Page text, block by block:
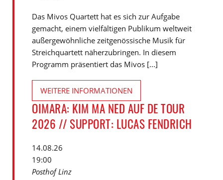
Das Mivos Quartett hat es sich zur Aufgabe
gemacht, einem vielfältigen Publikum weltweit
außergewöhnliche zeitgenössische Musik für
Streichquartett näherzubringen. In diesem
Programm präsentiert das Mivos [...]
WEITERE INFORMATIONEN
OIMARA: KIM MA NED AUF DE TOUR
2026 // SUPPORT: LUCAS FENDRICH
14.08.26
19:00
Posthof Linz